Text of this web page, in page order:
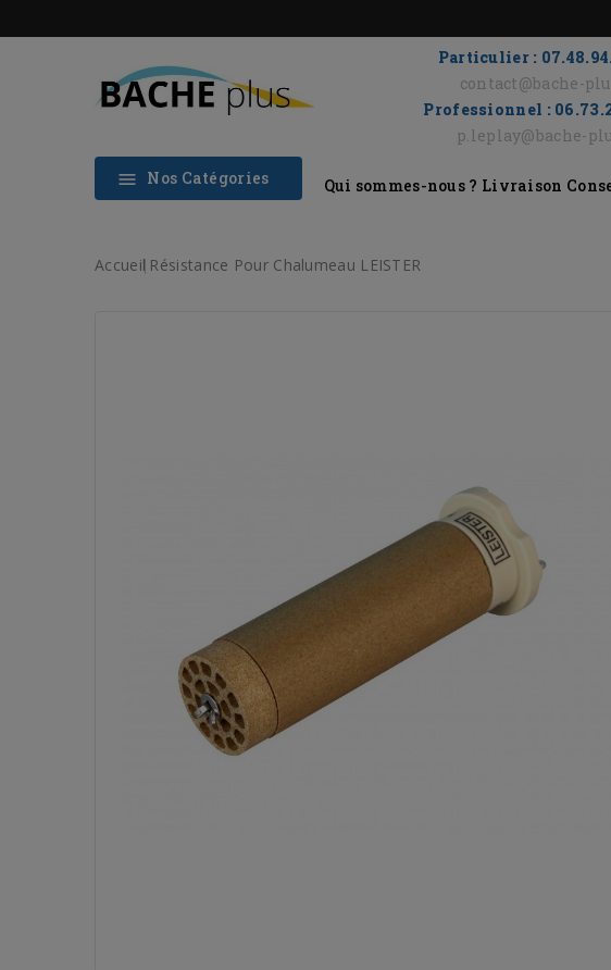
Particulier :
contact@bache-
Professionnel :
p.leplay@bache-
 Nos Catégories Qui sommes-nous ? Livraison
Accueil Résistance Pour Chalumeau LEISTER